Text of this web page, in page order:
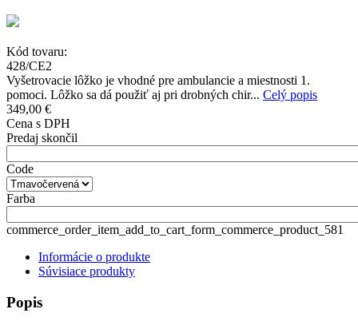
Kód tovaru:
428/CE2
Vyšetrovacie lôžko je vhodné pre ambulancie a miestnosti 1.
pomoci. Lôžko sa dá použiť aj pri drobných chir... Celý popis
349,00 €
Cena s DPH
Predaj skončil
Code
Farba
commerce_order_item_add_to_cart_form_commerce_product_581
Informácie o produkte
Súvisiace produkty
Popis